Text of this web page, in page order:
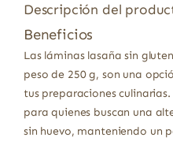
Descripción del
Beneficios
Las láminas lasaña sin
peso de 250 g, son una
tus preparaciones
para quienes buscan una
sin huevo, manteniendo un